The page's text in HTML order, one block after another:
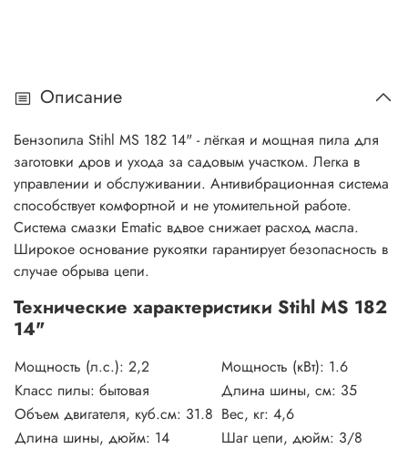
Описание
Бензопила Stihl MS 182 14" - лёгкая и мощная пила для
заготовки дров и ухода за садовым участком. Легка в
управлении и обслуживании. Антивибрационная система
способствует комфортной и не утомительной работе.
Система смазки Ematic вдвое снижает расход масла.
Широкое основание рукоятки гарантирует безопасность в
случае обрыва цепи.
Технические характеристики Stihl MS 182
14"
Мощность (л.с.): 2,2 Мощность (кВт): 1.6
Класс пилы: бытовая Длина шины, см: 35
Объем двигателя, куб.см: 31.8 Вес, кг: 4,6
Длина шины, дюйм: 14 Шаг цепи, дюйм: 3/8